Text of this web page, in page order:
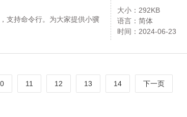
大小：292KB
语言：简体
时间：2024-06-23
支持命令行。为大家提供小骥
11 12 13 14 下一页